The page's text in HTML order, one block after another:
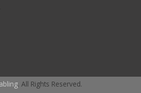
. All Rights Reserved.